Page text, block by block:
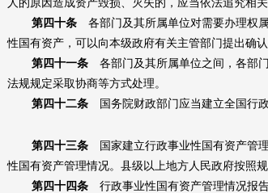
人的原因造成资产毁损、灭失的，应当依法追究相关
第四十条
各部门及其所属单位对需要办理权
性国有资产，可以向本级政府有关主管部门提出确
第四十一条
各部门及其所属单位之间，各部
法规规定采取协商等方式处理。
第四十二条
国务院财政部门应当建立全国行
第四十三条
国家建立行政事业性国有资产管
性国有资产管理情况。县级以上地方人民政府按照
第四十四条
行政事业性国有资产管理情况报